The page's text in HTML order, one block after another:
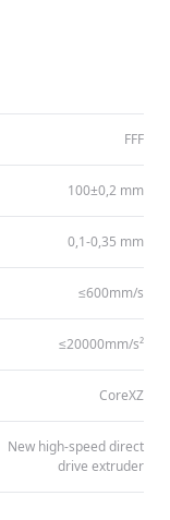
FFF
100±0,2 mm
0,1-0,35 mm
≤600mm/​s
≤20000mm/​s²
CoreXZ
New high-speed direct
drive extruder